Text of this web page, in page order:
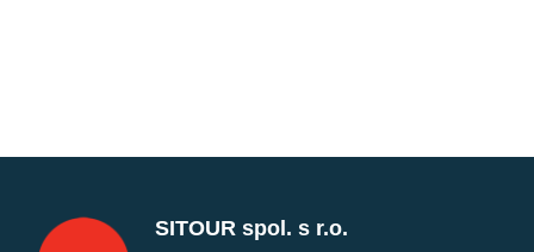
SITOUR spol. s r.o.